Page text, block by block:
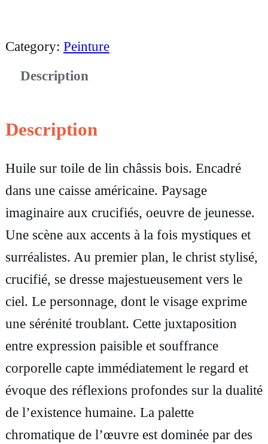
t
d
e
T
a
b
l
e
a
u
h
u
i
l
Category: Peinture
Description
Description
Huile sur toile de lin châssis bois. Encadré
dans une caisse américaine. Paysage
imaginaire aux crucifiés, oeuvre de jeunesse.
Une scène aux accents à la fois mystiques et
surréalistes. Au premier plan, le christ stylisé,
crucifié, se dresse majestueusement vers le
ciel. Le personnage, dont le visage exprime
une sérénité troublant. Cette juxtaposition
entre expression paisible et souffrance
corporelle capte immédiatement le regard et
évoque des réflexions profondes sur la dualité
de l’existence humaine. La palette
chromatique de l’œuvre est dominée par des